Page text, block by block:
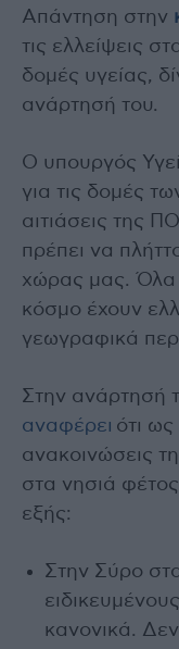
Απάντηση στην
τις ελλείψεις
δομές υγείας,
ανάρτησή του.
Ο υπουργός
για τις δομές
αιτιάσεις της
πρέπει να
χώρας μας. Όλα
κόσμο έχουν
γεωγραφικά
Στην ανάρτησή
αναφέρει ότι ως
ανακοινώσεις
στα νησιά
εξής:
Στην Σύρο
κανονικά.